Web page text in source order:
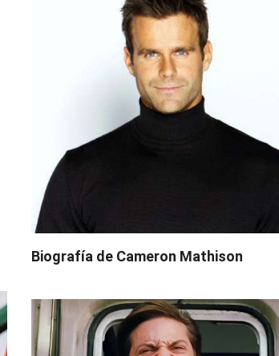
Biografía de Cameron Mathison